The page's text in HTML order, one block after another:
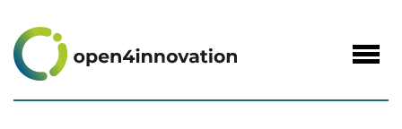
Inhalt